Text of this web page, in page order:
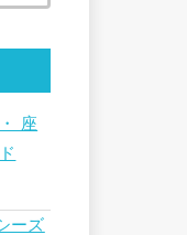
座
ーズ